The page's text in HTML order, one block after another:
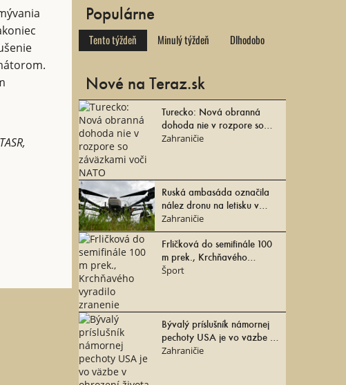
Populárne
Tento týždeň Minulý týždeň Dlhodobo
Nové na Teraz.sk
Turecko: Nová obranná
dohoda nie v rozpore so
záväzkami voči NATO
Zahraničie
Ruská ambasáda označila
nález dronu na letisku v
Lipsku za provokáciu
Zahraničie
Frličková do semifinále 100
m prek., Krchňavého
vyradilo zranenie
Šport
Bývalý príslušník námornej
pechoty USA je vo väzbe v
ohrození života
Zahraničie